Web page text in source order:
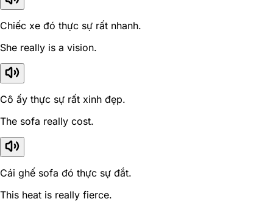
Chiếc xe đó thực sự rất nhanh.
She really is a vision.
Cô ấy thực sự rất xinh đẹp.
The sofa really cost.
Cái ghế sofa đó thực sự đắt.
This heat is really fierce.